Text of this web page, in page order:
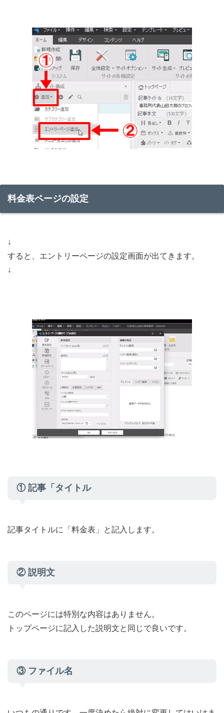
料金表ページの設定
↓
すると、エントリーページの設定画面が出てきます。
↓
① 記事「タイトル
記事タイトルに「料金表」と記入します。
② 説明文
このページには特別な内容はありません。
トップページに記入した説明文と同じで良いです。
③ ファイル名